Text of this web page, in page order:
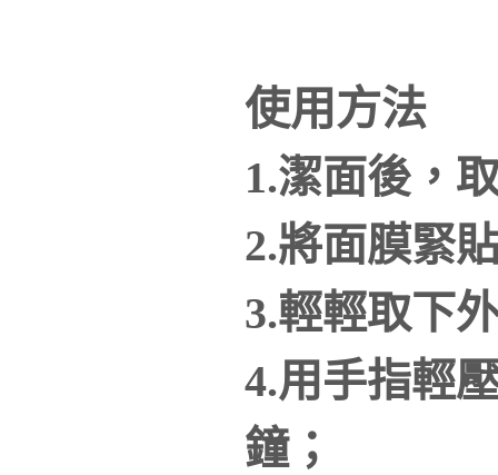
使用方法
1.潔面後，
2.將面膜緊
3.輕輕取下
4.用手指輕
鐘；